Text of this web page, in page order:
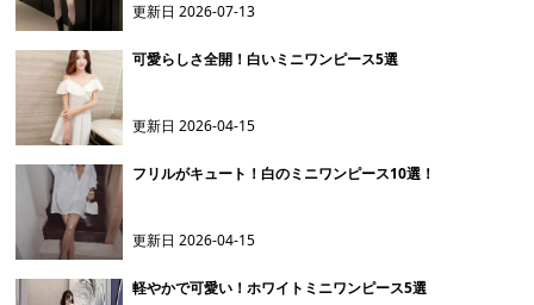
更新日2026-07-13
可愛らしさ全開！白いミニワンピース5選
更新日2026-04-15
フリルがキュート！白のミニワンピース10選！
更新日2026-04-15
軽やかで可愛い！ホワイトミニワンピース5選